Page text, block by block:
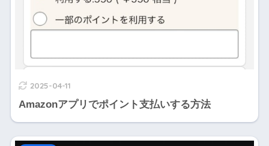
2025-04-11
Amazonアプリでポイント支払いする方法